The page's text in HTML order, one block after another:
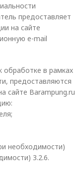
предоставляет
на сайте
e-mail
обработке в рамках
предоставляются
сайте Barampung.ru
необходимости)
3.2.6.